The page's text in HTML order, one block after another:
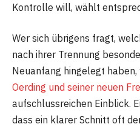
Kontrolle will, wählt
Wer sich übrigens fragt,
nach ihrer Trennung
Neuanfang hingelegt haben,
Oerding und seiner neuen
aufschlussreichen Einblick.
dass ein klarer Schnitt oft